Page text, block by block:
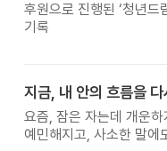
후원으로 진행된 ‘청년드
기록
요즘, 잠은 자는데 개운하
예민해지고, 사소한 말에